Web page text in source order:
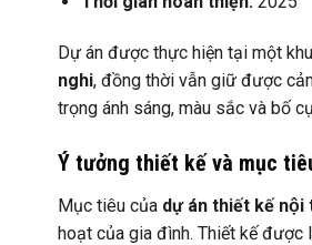
Dự án được thực hiện tại một
nghi, đồng thời vẫn giữ được
trọng ánh sáng, màu sắc và bố
Ý tưởng thiết kế và mục
Mục tiêu của dự án thiết kế nội
hoạt của gia đình. Thiết kế